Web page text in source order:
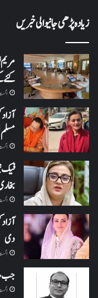
زیادہ پڑھی جانیوالی خبریں
کئے
اگست 6,
اگست 2,
فیک
اگست 6,
آزاد
دی
اگست 3,
جب
اگست 7,